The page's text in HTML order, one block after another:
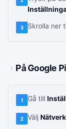
3 Skrolla ner
På Google
1 Gå till
2 Välj